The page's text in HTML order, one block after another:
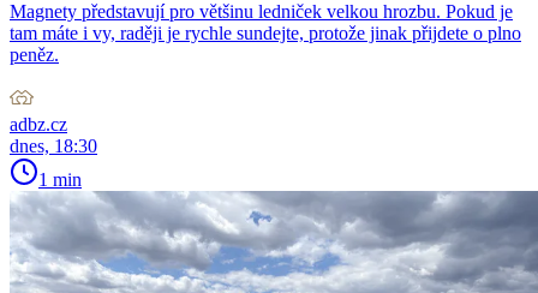
Magnety představují pro většinu ledniček velkou hrozbu. Pokud je
tam máte i vy, raději je rychle sundejte, protože jinak přijdete o plno
peněz.
adbz.cz
dnes, 18:30
1 min